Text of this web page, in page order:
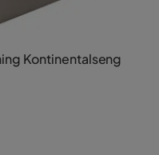
Kontinentalseng